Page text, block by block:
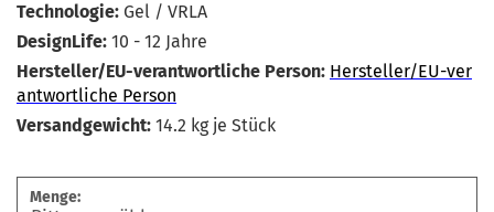
Technologie: Gel / VRLA
DesignLife: 10 - 12 Jahre
Hersteller/EU-verantwortliche Person: Hersteller/EU-ver
antwortliche Person
Versandgewicht: 14.2 kg je Stück
Menge: